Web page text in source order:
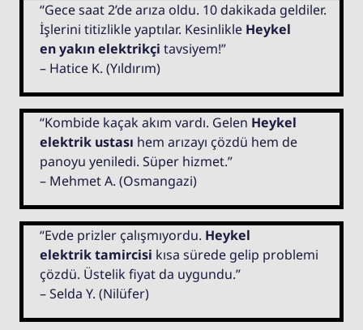
“Gece saat 2’de arıza oldu. 10 dakikada geldiler.
İşlerini titizlikle yaptılar. Kesinlikle Heykel
en yakın elektrikçi tavsiyem!”
– Hatice K. (Yıldırım)
“Kombide kaçak akım vardı. Gelen Heykel
elektrik ustası hem arızayı çözdü hem de
panoyu yeniledi. Süper hizmet.”
– Mehmet A. (Osmangazi)
“Evde prizler çalışmıyordu. Heykel
elektrik tamircisi kısa sürede gelip problemi
çözdü. Üstelik fiyat da uygundu.”
– Selda Y. (Nilüfer)